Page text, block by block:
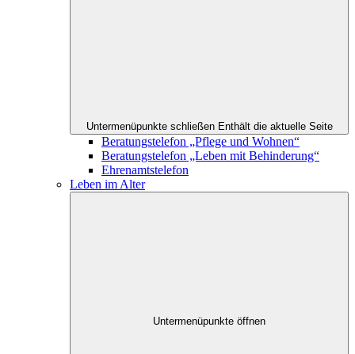
Untermenüpunkte schließen Enthält die aktuelle Seite
Beratungstelefon „Pflege und Wohnen“
Beratungstelefon „Leben mit Behinderung“
Ehrenamtstelefon
Leben im Alter
Untermenüpunkte öffnen